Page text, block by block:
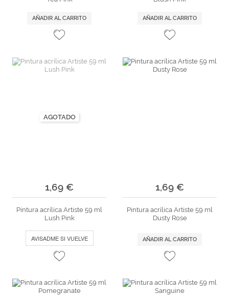
AÑADIR AL CARRITO AÑADIR AL CARRITO
AGOTADO
1,69 €
Pintura acrílica Artiste 59 ml
Lush Pink
AVISADME SI VUELVE
1,69 €
Pintura acrílica Artiste 59 ml
Dusty Rose
AÑADIR AL CARRITO